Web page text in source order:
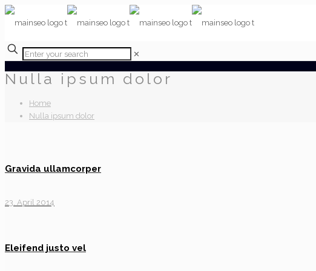
✕
Nulla ipsum dolor
Home
Nulla ipsum dolor
Gravida ullamcorper
23. April 2014
Eleifend justo vel